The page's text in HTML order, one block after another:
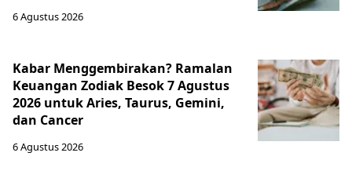
6 Agustus 2026
Kabar Menggembirakan? Ramalan
Keuangan Zodiak Besok 7 Agustus
2026 untuk Aries, Taurus, Gemini,
dan Cancer
6 Agustus 2026